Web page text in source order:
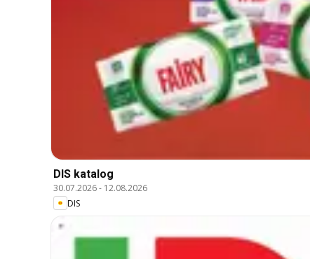
DIS katalog
30.07.2026- 12.08.2026
DIS